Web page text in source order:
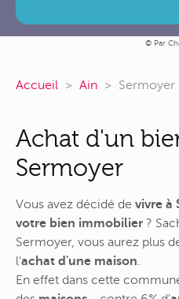
Par
Accueil Ain Sermoyer
Achat d'un
Sermoyer
Vous avez décidé de vivre à
votre bien immobilier ?
Sermoyer, vous aurez plus
l'achat d'une maison.
En effet dans cette